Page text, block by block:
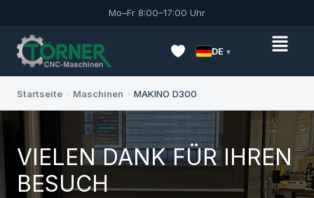
Mo–Fr 8:00–17:00 Uhr
DE
Startseite Maschinen MAKINO D300
VIELEN DANK FÜR IHREN
BESUCH